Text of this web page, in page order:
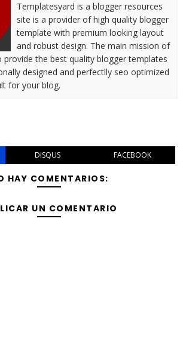
Templatesyard is a blogger resources
site is a provider of high quality blogger
template with premium looking layout
and robust design. The main mission of
the best quality blogger templates
designed and perfectlly seo optimized
for your blog.
DISQUS FACEBOOK
HAY COMENTARIOS:
UN COMENTARIO